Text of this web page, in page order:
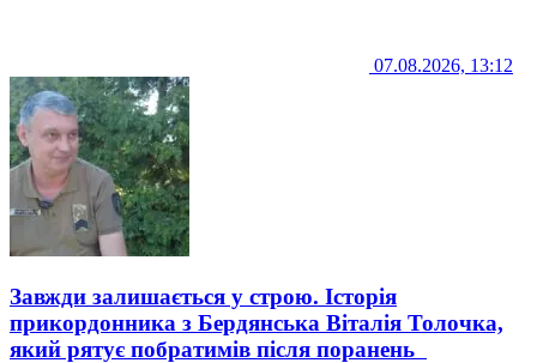
07.08.2026, 13:12
Завжди залишається у строю. Історія
прикордонника з Бердянська Віталія Толочка,
який рятує побратимів після поранень